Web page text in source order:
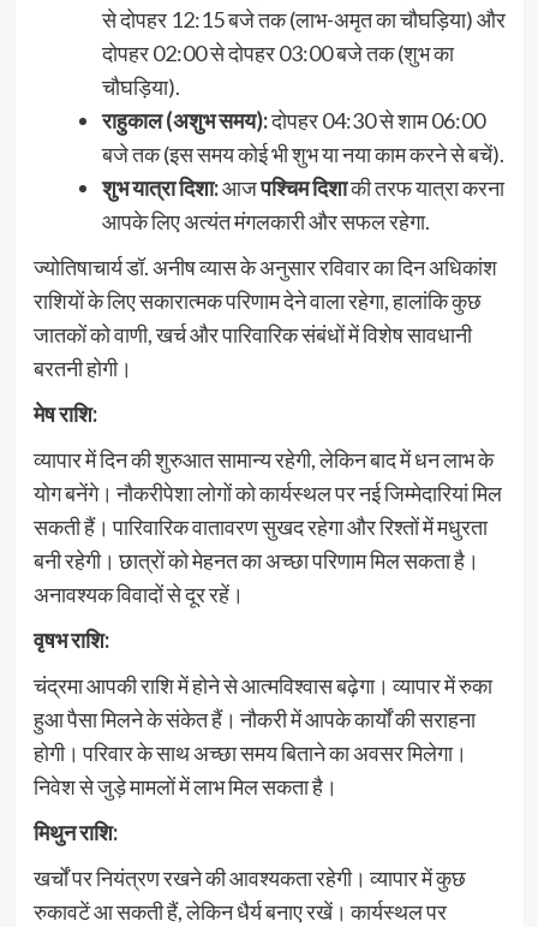
से दोपहर 12:15 बजे तक (लाभ-अमृत का चौघड़िया) और
दोपहर 02:00 से दोपहर 03:00 बजे तक (शुभ का
चौघड़िया).
राहुकाल (अशुभ समय):दोपहर 04:30 से शाम 06:00
बजे तक (इस समय कोई भी शुभ या नया काम करने से बचें).
शुभ यात्रा दिशा:आजपश्चिम दिशाकी तरफ यात्रा करना
आपके लिए अत्यंत मंगलकारी और सफल रहेगा.
ज्योतिषाचार्य डॉ. अनीष व्यास के अनुसार रविवार का दिन अधिकांश
राशियों के लिए सकारात्मक परिणाम देने वाला रहेगा, हालांकि कुछ
जातकों को वाणी, खर्च और पारिवारिक संबंधों में विशेष सावधानी
बरतनी होगी।
मेष राशि:
व्यापार में दिन की शुरुआत सामान्य रहेगी, लेकिन बाद में धन लाभ के
योग बनेंगे। नौकरीपेशा लोगों को कार्यस्थल पर नई जिम्मेदारियां मिल
सकती हैं। पारिवारिक वातावरण सुखद रहेगा और रिश्तों में मधुरता
बनी रहेगी। छात्रों को मेहनत का अच्छा परिणाम मिल सकता है।
अनावश्यक विवादों से दूर रहें।
वृषभ राशि:
चंद्रमा आपकी राशि में होने से आत्मविश्वास बढ़ेगा। व्यापार में रुका
हुआ पैसा मिलने के संकेत हैं। नौकरी में आपके कार्यों की सराहना
होगी। परिवार के साथ अच्छा समय बिताने का अवसर मिलेगा।
निवेश से जुड़े मामलों में लाभ मिल सकता है।
मिथुन राशि:
खर्चों पर नियंत्रण रखने की आवश्यकता रहेगी। व्यापार में कुछ
रुकावटें आ सकती हैं, लेकिन धैर्य बनाए रखें। कार्यस्थल पर